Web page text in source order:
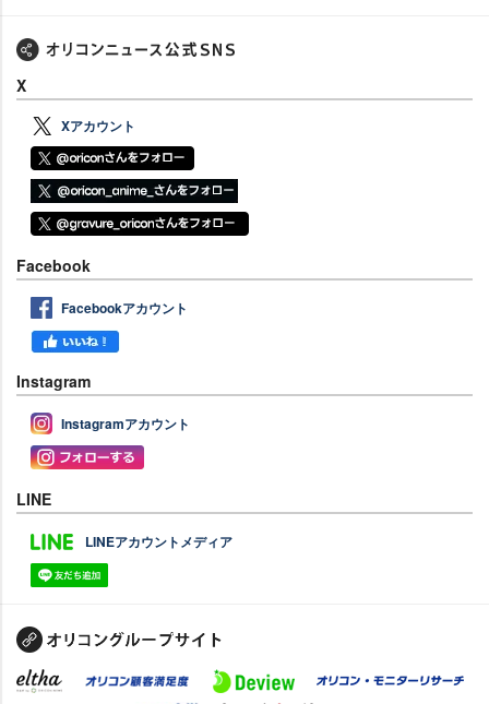
X
Xアカウント
Facebook
Facebookアカウント
Instagram
Instagramアカウント
LINE
LINEアカウントメディア